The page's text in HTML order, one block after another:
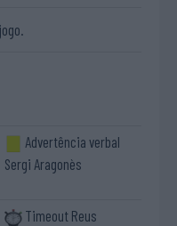
Advertência verbal
Sergi Aragonès
Timeout Reus